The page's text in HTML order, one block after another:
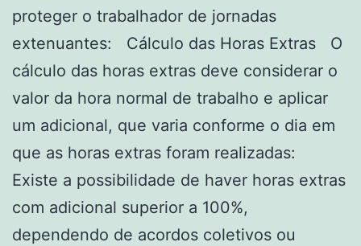
proteger o trabalhador de jornadas
extenuantes: Cálculo das Horas Extras O
cálculo das horas extras deve considerar o
valor da hora normal de trabalho e aplicar
um adicional, que varia conforme o dia em
que as horas extras foram realizadas:
Existe a possibilidade de haver horas extras
com adicional superior a 100%,
dependendo de acordos coletivos ou